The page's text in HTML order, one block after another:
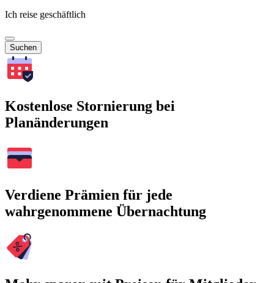
Ich reise geschäftlich
Suchen
Kostenlose Stornierung bei
Planänderungen
Verdiene Prämien für jede
wahrgenommene Übernachtung